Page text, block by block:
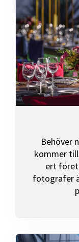
Behöver
kommer
ert
fotografer